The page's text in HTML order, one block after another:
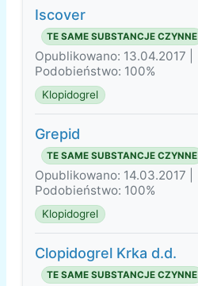
Iscover
TE SAME SUBSTANCJE CZYNNE
Opublikowano: 13.04.2017 |
Podobieństwo: 100%
Klopidogrel
Grepid
TE SAME SUBSTANCJE CZYNNE
Opublikowano: 14.03.2017 |
Podobieństwo: 100%
Klopidogrel
Clopidogrel Krka d.d.
TE SAME SUBSTANCJE CZYNNE